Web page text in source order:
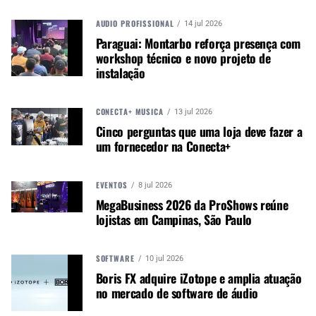
oportunidades focadas quando as exposições
estiverem abertas para negócios.
O NAMM continuará a anunciar, durante os
próximos meses, novas adições a exposições e
imperdíveis que farão do NAMM Show 2025 o
destino definitivo para a indústria musical global.
Mais informaçõesaqui.
PROGRAMA PRELIMINAR
NAMM Foundation Day of Service and
Networking with the Pros
Ofertas educativas para marcas expositoras,
incluindo um workshop sobre estratégia de
AUDIO PROFISSIONAL 14 jul 2026
Paraguai: Montarbo reforça presença com
workshop técnico e novo projeto de
instalação
CONECTA+ MÚSICA 13 jul 2026
Cinco perguntas que uma loja deve fazer a
um fornecedor na Conecta+
EVENTOS 8 jul 2026
MegaBusiness 2026 da ProShows reúne
lojistas em Campinas, São Paulo
SOFTWARE 10 jul 2026
Boris FX adquire iZotope e amplia atuação
no mercado de software de áudio